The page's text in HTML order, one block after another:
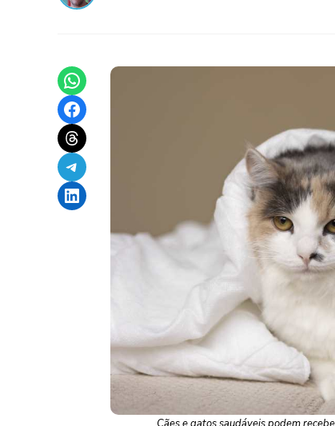
Share on WhatsApp
Share on Facebook
Share on Threads
Share on Telegram
Share on LinkedIn